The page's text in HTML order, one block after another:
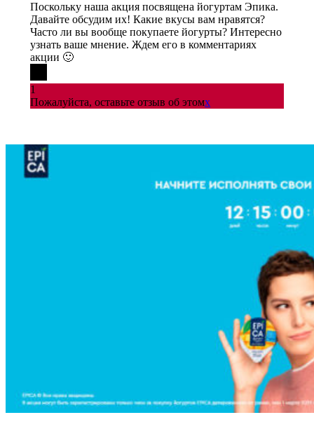
Поскольку наша акция посвящена йогуртам Эпика.
Давайте обсудим их! Какие вкусы вам нравятся?
Часто ли вы вообще покупаете йогурты? Интересно
узнать ваше мнение. Ждем его в комментариях
акции 🙂
1
Пожалуйста, оставьте отзыв об этомx